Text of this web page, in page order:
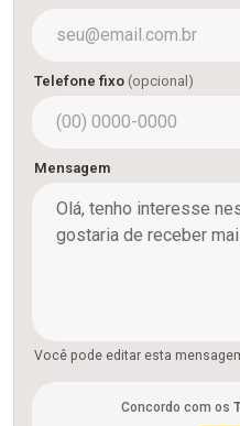
Telefone fixo (opcional)
Mensagem
Você pode editar esta
Concordo com os